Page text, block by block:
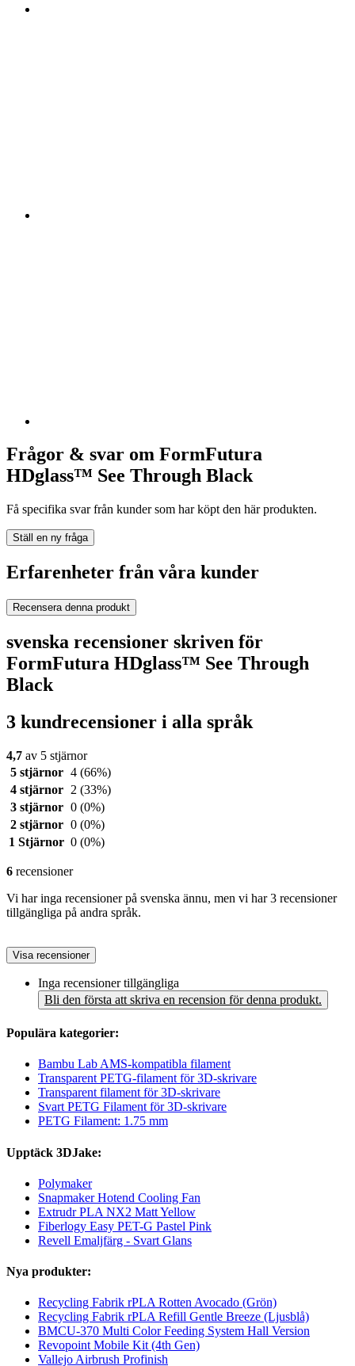
Frågor & svar om FormFutura
HDglass™ See Through Black
Få specifika svar från kunder som har köpt den här produkten.
Ställ en ny fråga
Erfarenheter från våra kunder
Recensera denna produkt
svenska recensioner skriven för
FormFutura HDglass™ See Through
Black
3 kundrecensioner i alla språk
4,7 av 5 stjärnor
5 stjärnor 4 (66%)
4 stjärnor
2 (33%)
3 stjärnor 0 (0%)
2 stjärnor 0 (0%)
1 Stjärnor 0 (0%)
6 recensioner
Vi har inga recensioner på svenska ännu, men vi har 3 recensioner
tillgängliga på andra språk.
Visa recensioner
Inga recensioner tillgängliga
Bli den första att skriva en recension för denna produkt.
Populära kategorier:
Bambu Lab AMS-kompatibla filament
Transparent PETG-filament för 3D-skrivare
Transparent filament för 3D-skrivare
Svart PETG Filament för 3D-skrivare
PETG Filament: 1.75 mm
Upptäck 3DJake:
Polymaker
Snapmaker Hotend Cooling Fan
Extrudr PLA NX2 Matt Yellow
Fiberlogy Easy PET-G Pastel Pink
Revell Emaljfärg - Svart Glans
Nya produkter:
Recycling Fabrik rPLA Rotten Avocado (Grön)
Recycling Fabrik rPLA Refill Gentle Breeze (Ljusblå)
BMCU-370 Multi Color Feeding System Hall Version
Revopoint Mobile Kit (4th Gen)
Vallejo Airbrush Profinish